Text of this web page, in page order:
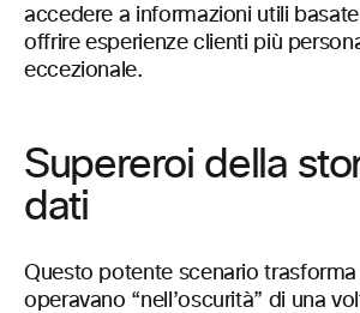
accedere a informazioni utili
offrire esperienze clienti più
eccezionale.
Supereroi della
dati
Questo potente scenario
operavano “nell’oscurità” di una